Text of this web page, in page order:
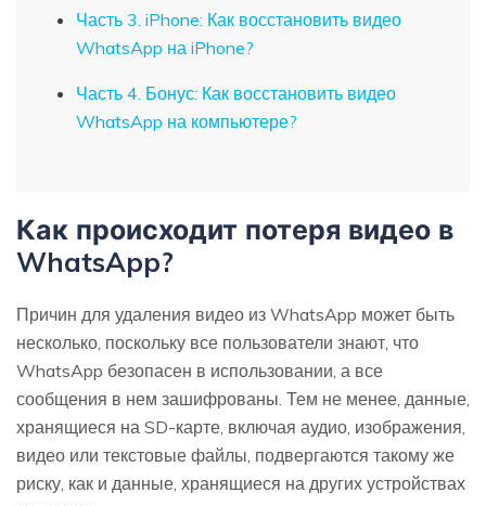
Часть 3. iPhone: Как восстановить видео
WhatsApp на iPhone?
Часть 4. Бонус: Как восстановить видео
WhatsApp на компьютере?
Как происходит потеря видео в
WhatsApp?
Причин для удаления видео из WhatsApp может быть
несколько, поскольку все пользователи знают, что
WhatsApp безопасен в использовании, а все
сообщения в нем зашифрованы. Тем не менее, данные,
хранящиеся на SD-карте, включая аудио, изображения,
видео или текстовые файлы, подвергаются такому же
риску, как и данные, хранящиеся на других устройствах